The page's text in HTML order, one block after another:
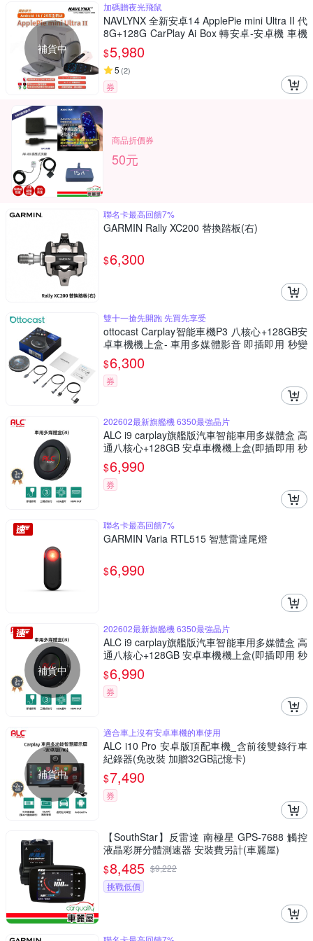
補貨中
加碼贈夜光飛鼠
NAVLYNX 全新安卓14 ApplePie mini Ultra II 代
8G+128G CarPlay Ai Box 轉安卓-安卓機 車機
導航機 多媒體影音
$5,980
5 (2)
券
商品折價券
50元
聯名卡最高回饋7%
GARMIN Rally XC200 替換踏板(右)
$6,300
雙十一搶先開跑 先買先享受
ottocast Carplay智能車機P3 八核心+128GB安
卓車機機上盒- 車用多媒體影音 即插即用 秒變
安卓機
$6,300
券
202602最新旗艦機 6350最強晶片
ALC i9 carplay旗艦版汽車智能車用多媒體盒 高
通八核心+128GB 安卓車機機上盒(即插即用 秒
變安卓機)
$6,990
券
聯名卡最高回饋7%
GARMIN Varia RTL515 智慧雷達尾燈
$6,990
補貨中
202602最新旗艦機 6350最強晶片
ALC i9 carplay旗艦版汽車智能車用多媒體盒 高
通八核心+128GB 安卓車機機上盒(即插即用 秒
變安卓機)
$6,990
券
補貨中
適合車上沒有安卓車機的車使用
ALC i10 Pro 安卓版頂配車機_含前後雙錄行車
紀錄器(免改裝 加贈32GB記憶卡)
$7,490
券
【SouthStar】反雷達 南極星 GPS-7688 觸控
液晶彩屏分體測速器 安裝費另計(車麗屋)
$8,485 $9,222
挑戰低價